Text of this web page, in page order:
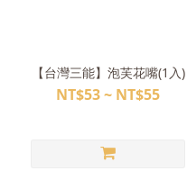
【台灣三能】泡芙花嘴(1入)
NT$53 ~ NT$55